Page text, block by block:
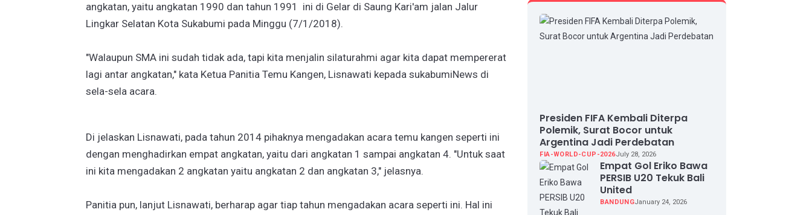
angkatan, yaitu angkatan 1990 dan tahun 1991 ini di Gelar di Saung Kari'am jalan Jalur
Lingkar Selatan Kota Sukabumi pada Minggu (7/1/2018).
"Walaupun SMA ini sudah tidak ada, tapi kita menjalin silaturahmi agar kita dapat mempererat
lagi antar angkatan," kata Ketua Panitia Temu Kangen, Lisnawati kepada sukabumiNews di
sela-sela acara.
Di jelaskan Lisnawati, pada tahun 2014 pihaknya mengadakan acara temu kangen seperti ini
dengan menghadirkan empat angkatan, yaitu dari angkatan 1 sampai angkatan 4. "Untuk saat
ini kita mengadakan 2 angkatan yaitu angkatan 2 dan angkatan 3," jelasnya.
Panitia pun, lanjut Lisnawati, berharap agar tiap tahun mengadakan acara seperti ini. Hal ini
Presiden FIFA Kembali Diterpa
Polemik, Surat Bocor untuk
Argentina Jadi Perdebatan
FIA-WORLD-CUP-2026July 28, 2026
Empat Gol Eriko Bawa
PERSIB U20 Tekuk Bali
United
BANDUNGJanuary 24, 2026